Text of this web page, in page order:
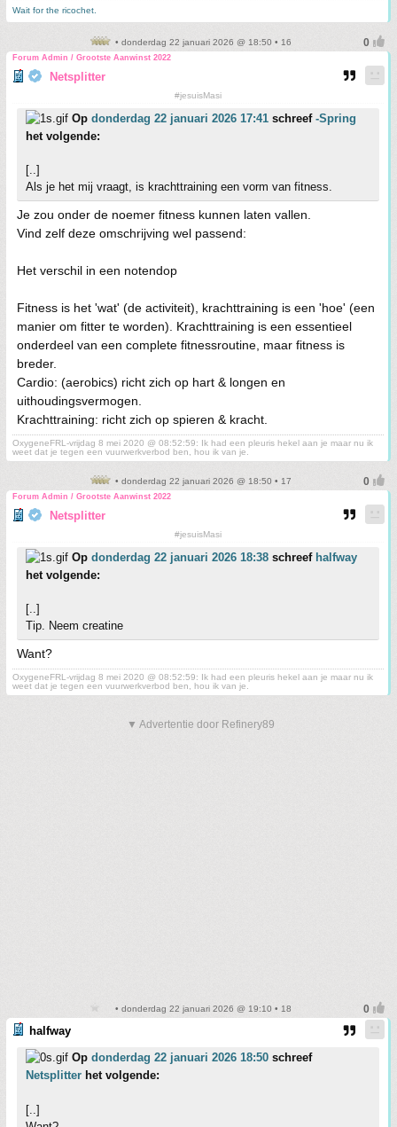
Wait for the ricochet.
• donderdag 22 januari 2026 @ 18:50 • 16
Forum Admin / Grootste Aanwinst 2022
Netsplitter
#jesuisMasi
Op donderdag 22 januari 2026 17:41 schreef -Spring
het volgende:
[..]
Als je het mij vraagt, is krachttraining een vorm van fitness.
Je zou onder de noemer fitness kunnen laten vallen.
Vind zelf deze omschrijving wel passend:
Het verschil in een notendop
Fitness is het 'wat' (de activiteit), krachttraining is een 'hoe' (een
manier om fitter te worden). Krachttraining is een essentieel
onderdeel van een complete fitnessroutine, maar fitness is
breder.
Cardio: (aerobics) richt zich op hart & longen en
uithoudingsvermogen.
Krachttraining: richt zich op spieren & kracht.
OxygeneFRL-vrijdag 8 mei 2020 @ 08:52:59: Ik had een pleuris hekel aan je maar nu ik
weet dat je tegen een vuurwerkverbod ben, hou ik van je.
• donderdag 22 januari 2026 @ 18:50 • 17
Forum Admin / Grootste Aanwinst 2022
Netsplitter
#jesuisMasi
Op donderdag 22 januari 2026 18:38 schreef halfway
het volgende:
[..]
Tip. Neem creatine
Want?
OxygeneFRL-vrijdag 8 mei 2020 @ 08:52:59: Ik had een pleuris hekel aan je maar nu ik
weet dat je tegen een vuurwerkverbod ben, hou ik van je.
▼ Advertentie door Refinery89
• donderdag 22 januari 2026 @ 19:10 • 18
halfway
Op donderdag 22 januari 2026 18:50 schreef
Netsplitter het volgende:
[..]